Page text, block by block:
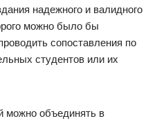
надежного и валидного
можно было бы
сопоставления по
студентов или их
можно объединять в